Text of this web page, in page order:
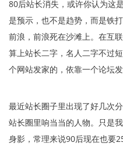
80后站长消失，或许你认为这
是预示，也不是趋势，而是铁
前浪，前浪死在沙滩上。在互
算上站长二字，名人二字不过
个网站发家的，依靠一个论坛
最近站长圈子里出现了好几次
站长圈里响当当的人物。只是
身影，常理来说90后现在也要